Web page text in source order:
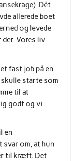
Dét
allerede boet
og levede
der. Vores liv
fast job på en
skulle starte som
til at
godt og vi
en
svar om, at hun
til kræft. Det